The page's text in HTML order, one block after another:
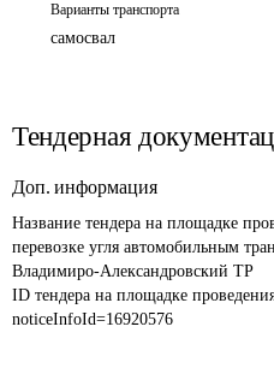
Варианты транспорта
самосвал
Тендерная
Доп. информация
Название тендера на площадке
перевозке угля автомобильным
Владимиро-Александровский ТР
ID тендера на площадке
noticeInfoId=16920576